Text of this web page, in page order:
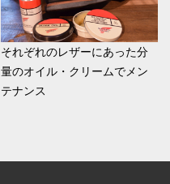
それぞれのレザーにあった分
量のオイル・クリームでメン
テナンス